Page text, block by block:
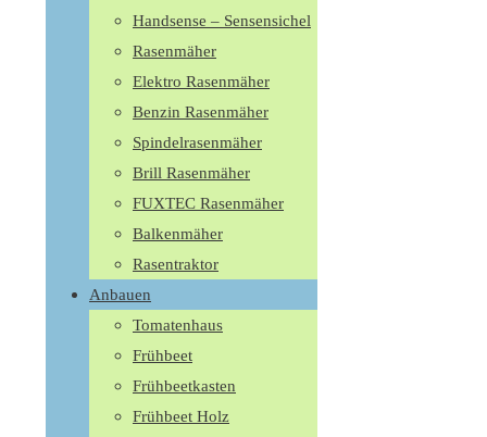
Handsense – Sensensichel
Rasenmäher
Elektro Rasenmäher
Benzin Rasenmäher
Spindelrasenmäher
Brill Rasenmäher
FUXTEC Rasenmäher
Balkenmäher
Rasentraktor
Anbauen
Tomatenhaus
Frühbeet
Frühbeetkasten
Frühbeet Holz